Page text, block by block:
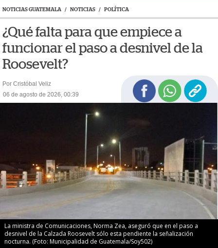
NOTICIAS GUATEMALA / NOTICIAS / POLÍTICA
¿Qué falta para que empiece a
funcionar el paso a desnivel de la
Roosevelt?
Por Cristóbal Veliz
06 de agosto de 2026, 00:39
La ministra de Comunicaciones, Norma Zea, aseguró que en el paso a
desnivel de la Calzada Roosevelt sólo esta pendiente la señalización
nocturna. (Foto: Municipalidad de Guatemala/Soy502)